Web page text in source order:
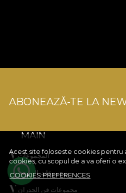
Acest site foloseste cookies pentru
cookies, cu scopul de a va oferi o
COOKIES PREFERENCES
ABONEAZĂ-TE LA
MAIN
المجموعات
مجموعات الأطفال
مجموعات فن الجدران